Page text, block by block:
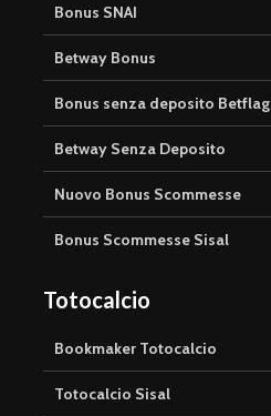
Bonus SNAI
Betway Bonus
Bonus senza deposito Betflag
Betway Senza Deposito
Nuovo Bonus Scommesse
Bonus Scommesse Sisal
Totocalcio
Bookmaker Totocalcio
Totocalcio Sisal